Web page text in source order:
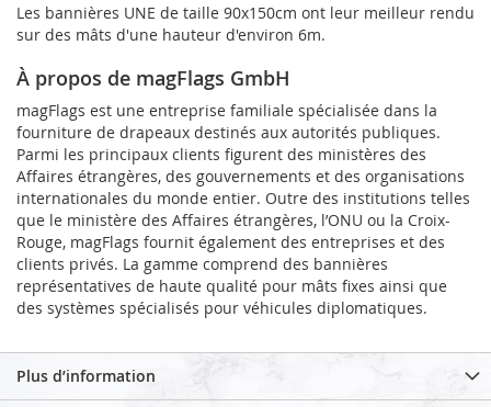
Les bannières UNE de taille 90x150cm ont leur meilleur rendu
sur des mâts d'une hauteur d'environ 6m.
À propos de magFlags GmbH
magFlags est une entreprise familiale spécialisée dans la
fourniture de drapeaux destinés aux autorités publiques.
Parmi les principaux clients figurent des ministères des
Affaires étrangères, des gouvernements et des organisations
internationales du monde entier. Outre des institutions telles
que le ministère des Affaires étrangères, l’ONU ou la Croix-
Rouge, magFlags fournit également des entreprises et des
clients privés. La gamme comprend des bannières
représentatives de haute qualité pour mâts fixes ainsi que
des systèmes spécialisés pour véhicules diplomatiques.
Plus d’information